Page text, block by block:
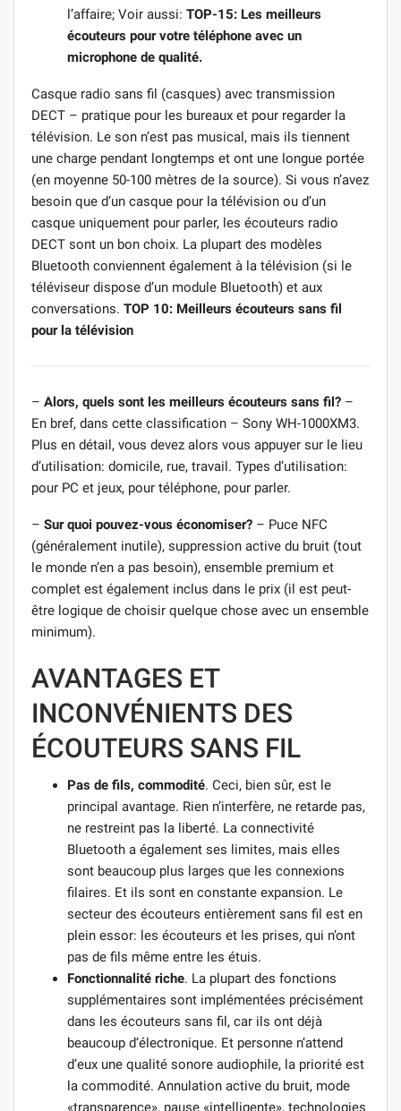
l’affaire; Voir aussi: TOP-15: Les meilleurs
écouteurs pour votre téléphone avec un
microphone de qualité.
Casque radio sans fil (casques) avec transmission
DECT – pratique pour les bureaux et pour regarder la
télévision. Le son n’est pas musical, mais ils tiennent
une charge pendant longtemps et ont une longue portée
(en moyenne 50-100 mètres de la source). Si vous n’avez
besoin que d’un casque pour la télévision ou d’un
casque uniquement pour parler, les écouteurs radio
DECT sont un bon choix. La plupart des modèles
Bluetooth conviennent également à la télévision (si le
téléviseur dispose d’un module Bluetooth) et aux
conversations. TOP 10: Meilleurs écouteurs sans fil
pour la télévision
– Alors, quels sont les meilleurs écouteurs sans fil? –
En bref, dans cette classification – Sony WH-1000XM3.
Plus en détail, vous devez alors vous appuyer sur le lieu
d’utilisation: domicile, rue, travail. Types d’utilisation:
pour PC et jeux, pour téléphone, pour parler.
– Sur quoi pouvez-vous économiser? – Puce NFC
(généralement inutile), suppression active du bruit (tout
le monde n’en a pas besoin), ensemble premium et
complet est également inclus dans le prix (il est peut-
être logique de choisir quelque chose avec un ensemble
minimum).
AVANTAGES ET
INCONVÉNIENTS DES
ÉCOUTEURS SANS FIL
Pas de fils, commodité. Ceci, bien sûr, est le
principal avantage. Rien n’interfère, ne retarde pas,
ne restreint pas la liberté. La connectivité
Bluetooth a également ses limites, mais elles
sont beaucoup plus larges que les connexions
filaires. Et ils sont en constante expansion. Le
secteur des écouteurs entièrement sans fil est en
plein essor: les écouteurs et les prises, qui n’ont
pas de fils même entre les étuis.
Fonctionnalité riche. La plupart des fonctions
supplémentaires sont implémentées précisément
dans les écouteurs sans fil, car ils ont déjà
beaucoup d’électronique. Et personne n’attend
d’eux une qualité sonore audiophile, la priorité est
la commodité. Annulation active du bruit, mode
«transparence», pause «intelligente», technologies